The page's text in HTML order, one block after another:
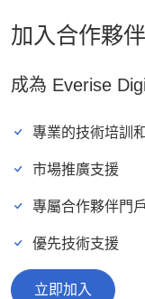
加入合作夥
成為 Everise
專業的技術培訓
市場推廣支援
專屬合作夥伴門戶
優先技術支援
立即加入